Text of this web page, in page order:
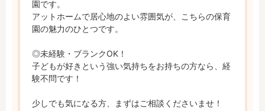
園です。
アットホームで居心地のよい雰囲気が、こちらの保育
園の魅力のひとつです。
◎未経験・ブランクOK！
子どもが好きという強い気持ちをお持ちの方なら、経
験不問です！
少しでも気になる方、まずはご相談くださいませ！